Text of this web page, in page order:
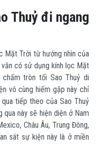
Thuỷ đi ngang
Mặt Trời từ hướng nhìn của
có sử dụng kính lọc Mặt
tròn tối Sao Thuỷ di
vô cùng hiếm gặp này chỉ
tiếp theo của Sao Thuỷ
qua này sẽ hiện diện ở Nam
Châu Âu, Trung Đông,
sát sự kiện này là ở miền